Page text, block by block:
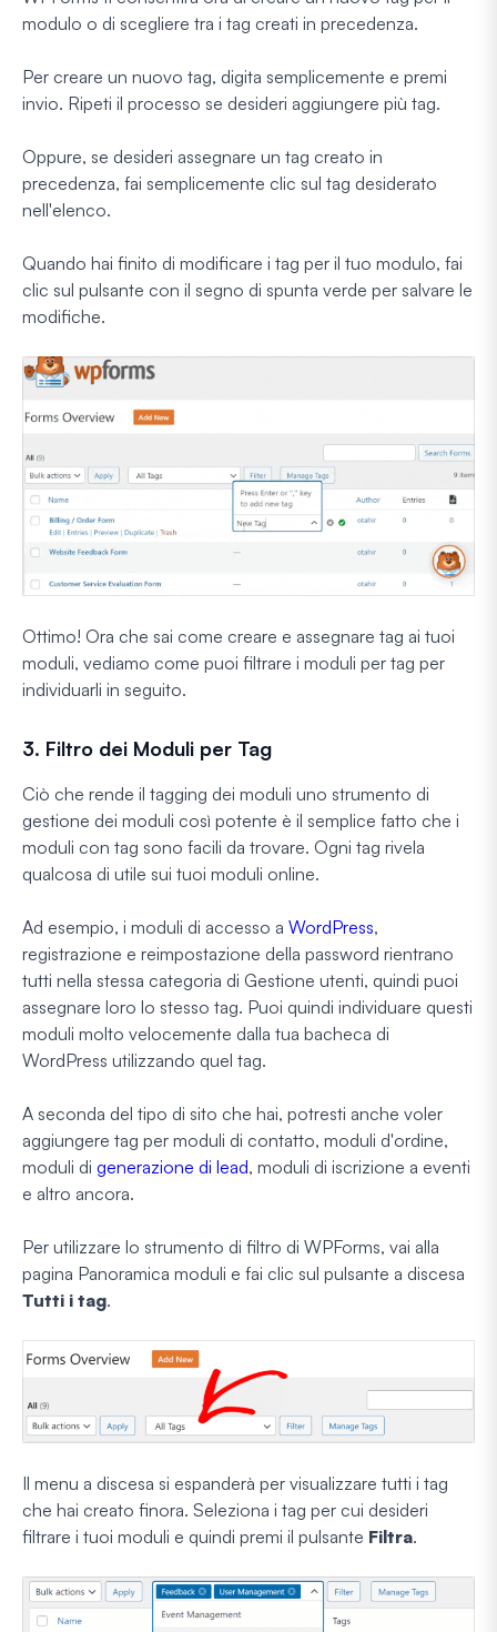
modulo o di scegliere tra i tag creati in precedenza.
Per creare un nuovo tag, digita semplicemente e premi
invio. Ripeti il processo se desideri aggiungere più tag.
Oppure, se desideri assegnare un tag creato in
precedenza, fai semplicemente clic sul tag desiderato
nell'elenco.
Quando hai finito di modificare i tag per il tuo modulo, fai
clic sul pulsante con il segno di spunta verde per salvare le
modifiche.
Ottimo! Ora che sai come creare e assegnare tag ai tuoi
moduli, vediamo come puoi filtrare i moduli per tag per
individuarli in seguito.
3. Filtro dei Moduli per Tag
Ciò che rende il tagging dei moduli uno strumento di
gestione dei moduli così potente è il semplice fatto che i
moduli con tag sono facili da trovare. Ogni tag rivela
qualcosa di utile sui tuoi moduli online.
Ad esempio, i moduli di accesso a WordPress,
registrazione e reimpostazione della password rientrano
tutti nella stessa categoria di Gestione utenti, quindi puoi
assegnare loro lo stesso tag. Puoi quindi individuare questi
moduli molto velocemente dalla tua bacheca di
WordPress utilizzando quel tag.
A seconda del tipo di sito che hai, potresti anche voler
aggiungere tag per moduli di contatto, moduli d'ordine,
moduli di generazione di lead, moduli di iscrizione a eventi
e altro ancora.
Per utilizzare lo strumento di filtro di WPForms, vai alla
pagina Panoramica moduli e fai clic sul pulsante a discesa
Tutti i tag.
Il menu a discesa si espanderà per visualizzare tutti i tag
che hai creato finora. Seleziona i tag per cui desideri
filtrare i tuoi moduli e quindi premi il pulsante Filtra.